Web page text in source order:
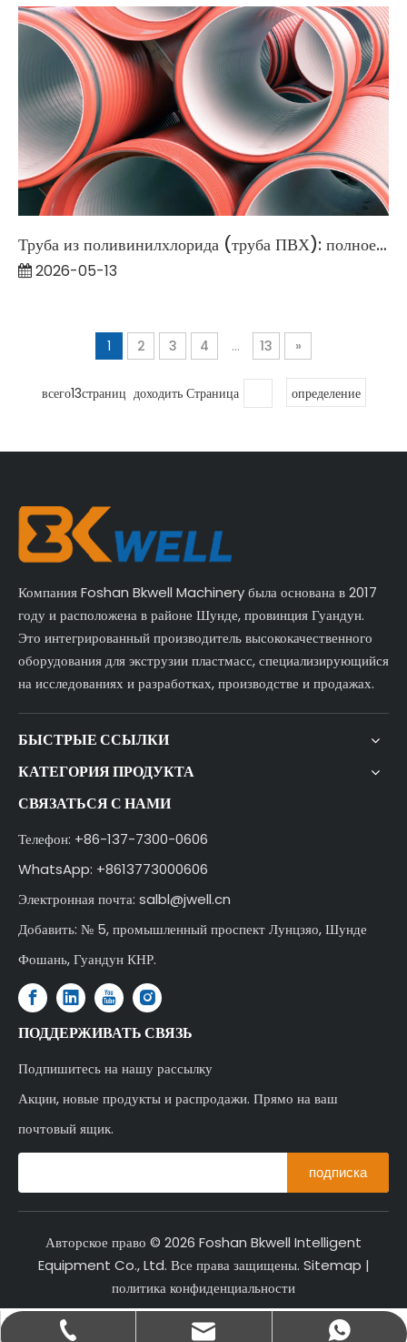
Труба из поливинилхлорида (труба ПВХ): полное подробное руководство на 2026 год.
2026-05-13
1 2 3 4 ... 13 »
всего13страниц доходить Страница определение
Компания Foshan Bkwell Machinery была основана в 2017
году и расположена в районе Шунде, провинция Гуандун.
Это интегрированный производитель высококачественного
оборудования для экструзии пластмасс, специализирующийся
на исследованиях и разработках, производстве и продажах.
БЫСТРЫЕ ССЫЛКИ
+86-137-7300-0606
salbl@jwell.cn
+8613773000606
КАТЕГОРИЯ ПРОДУКТА
СВЯЗАТЬСЯ С НАМИ
Телефон: +86-137-7300-0606
WhatsApp: +8613773000606
Электронная почта: salbl@jwell.cn
Добавить: № 5, промышленный проспект Лунцзяо, Шунде
Фошань, Гуандун КНР.
ПОДДЕРЖИВАТЬ СВЯЗЬ
Подпишитесь на нашу рассылку
Акции, новые продукты и распродажи. Прямо на ваш
почтовый ящик.
подписка
Авторское право © 2026 Foshan Bkwell Intelligent
Equipment Co., Ltd. Все права защищены. Sitemap |
политика конфиденциальности